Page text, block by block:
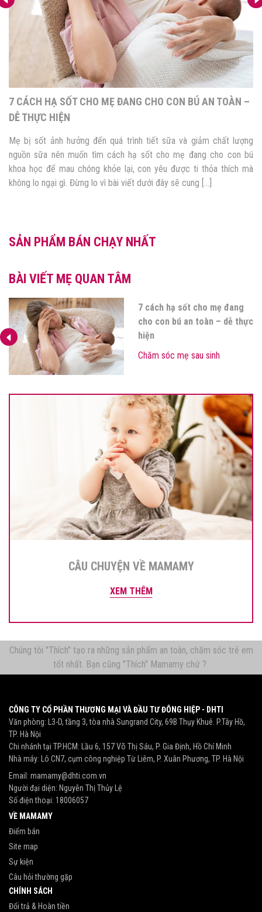
SAU SINH ĂN RAU MÁ ĐƯỢC KHÔNG? RẤT TỐT CHO SỨC
KHỎE MẸ ƠI!
Nghe nhiều người “mách nước” ăn rau má giúp thanh lọc cơ thể,
dưỡng da tốt nhưng không biết sau sinh ăn rau má được không,
muốn tìm hiểu kỹ càng rồi mới ăn để đảm bảo sức khỏe cho cả 2
mẹ con. Hiểu được nỗi lo lắng đó, bài viết dưới đây sẽ […]
SẢN PHẨM BÁN CHẠY NHẤT
BÀI VIẾT MẸ QUAN TÂM
Bà đẻ có ăn được tim lợn
không? Đọc ngay 4 điều quan
trọng mẹ ơi!
Chăm sóc mẹ sau sinh
CÂU CHUYỆN VỀ MAMAMY
XEM THÊM
Chúng tôi "Thích" tạo ra những sản phẩm an toàn, chăm sóc trẻ em
tốt nhất. Bạn cũng "Thích" Mamamy chứ ?
CÔNG TY CỔ PHẦN THƯƠNG MẠI VÀ ĐẦU TƯ ĐÔNG HIỆP - DHTI
Văn phòng: L3-D, tầng 3, tòa nhà Sungrand City, 69B Thụy Khuê. P.Tây Hồ,
TP. Hà Nội
Chi nhánh tại TP.HCM: Lầu 6, 157 Võ Thị Sáu, P. Gia Định, Hồ Chí Minh
Nhà máy: Lô CN7, cụm công nghiệp Từ Liêm, P. Xuân Phương, TP. Hà Nội
Email: mamamy@dhti.com.vn
Người đại diện: Nguyễn Thị Thủy Lệ
Số điện thoại: 18006057
VỀ MAMAMY
Điểm bán
Site map
Sự kiện
Câu hỏi thường gặp
CHÍNH SÁCH
Đổi trả & Hoàn tiền